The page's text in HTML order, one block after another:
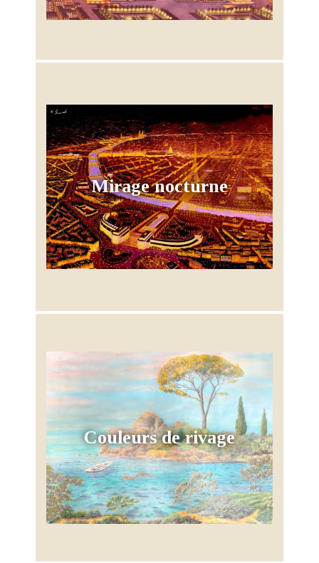
Mirage nocturne
Couleurs de rivage